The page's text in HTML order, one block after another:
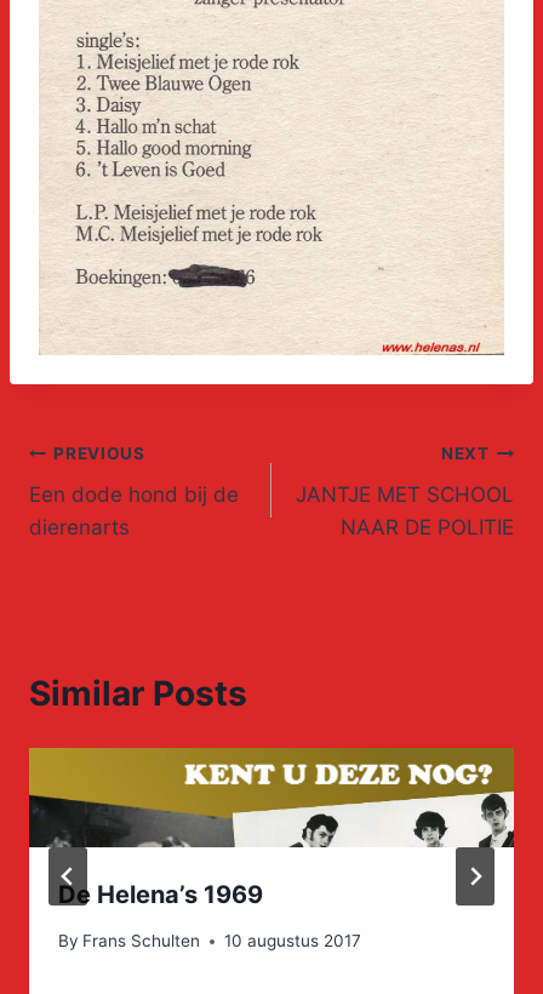
Post
navigation
PREVIOUS
Een dode hond bij de
dierenarts
NEXT
JANTJE MET SCHOOL
NAAR DE POLITIE
Similar Posts
De Helena’s 1969
By Frans Schulten 10 augustus 2017